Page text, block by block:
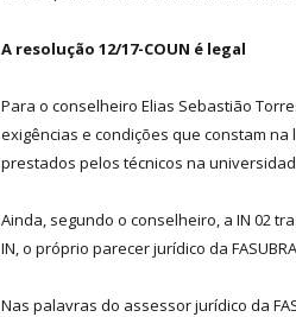
A resolução 12/17-COUN é legal
Para o conselheiro Elias Sebastião
exigências e condições que constam
prestados pelos técnicos na
Ainda, segundo o conselheiro, a IN 02
IN, o próprio parecer jurídico da
Nas palavras do assessor jurídico da